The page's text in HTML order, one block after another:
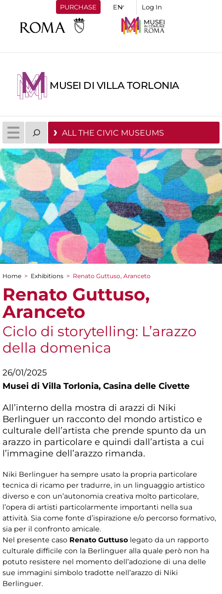
PURCHASE Log In
MUSEI DI VILLA TORLONIA
ALL THE CIVIC MUSEUMS
You are here
Home > Exhibitions > Renato Guttuso, Aranceto
Renato Guttuso,
Aranceto
Ciclo di storytelling: L’arazzo
della domenica
26/01/2025
Musei di Villa Torlonia, Casina delle Civette
All’interno della mostra di arazzi di Niki
Berlinguer un racconto del mondo artistico e
culturale dell’artista che prende spunto da un
arazzo in particolare e quindi dall’artista a cui
l’immagine dell’arazzo rimanda.
Niki Berlinguer ha sempre usato la propria particolare
tecnica di ricamo per tradurre, in un linguaggio artistico
diverso e con un’autonomia creativa molto particolare,
l’opera di artisti particolarmente importanti nella sua
attività. Sia come fonte d’ispirazione e/o percorso formativo,
sia per il confronto amicale.
Nel presente caso Renato Guttuso legato da un rapporto
culturale difficile con la Berlinguer alla quale però non ha
potuto resistere nel momento dell’adozione di una delle
sue immagini simbolo tradotte nell’arazzo di Niki
Berlinguer.